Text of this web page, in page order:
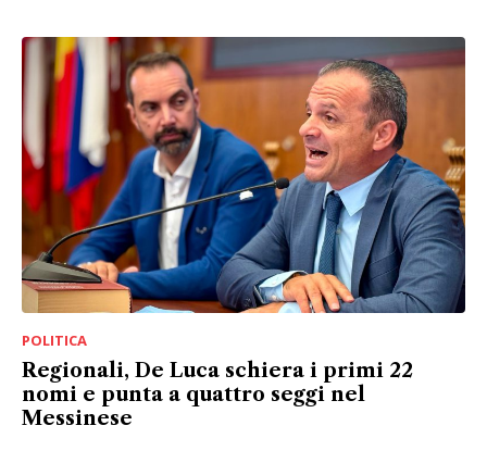
POLITICA
Regionali, De Luca schiera i primi 22
nomi e punta a quattro seggi nel
Messinese